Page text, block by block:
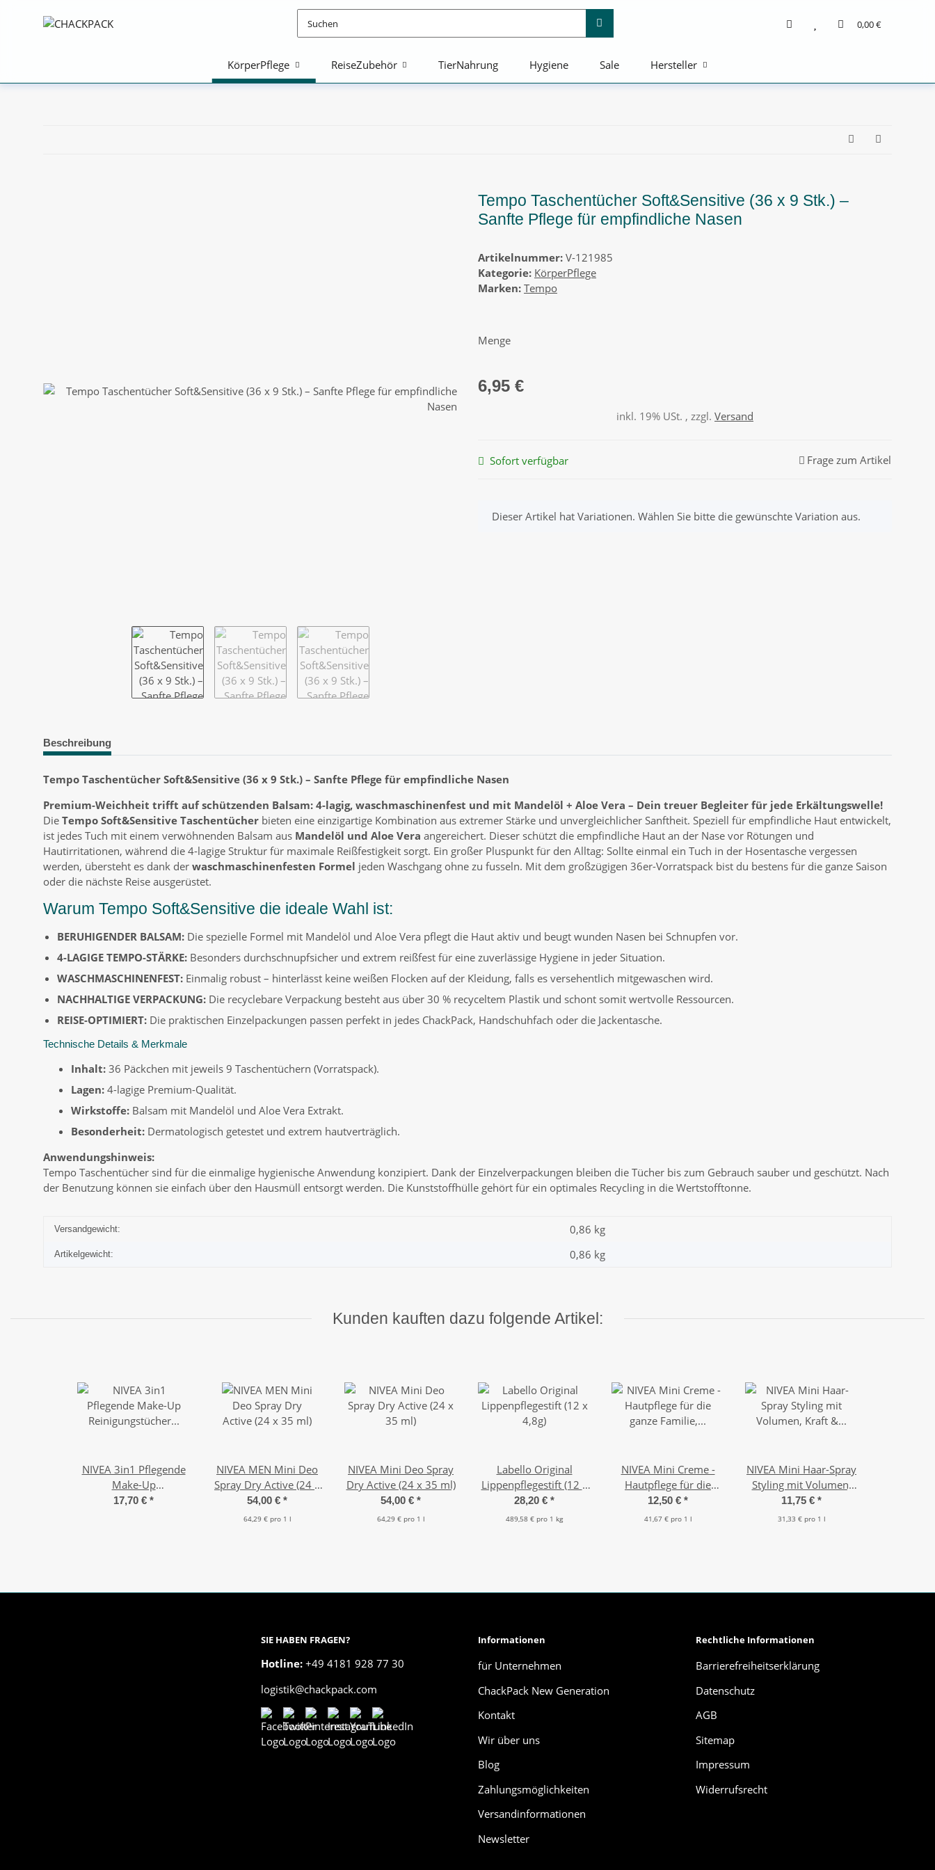
0,00 €
KörperPflege ReiseZubehör TierNahrung Hygiene Sale Hersteller
Tempo Taschentücher Soft&Sensitive (36 x 9 Stk.) –
Sanfte Pflege für empfindliche Nasen
Artikelnummer: V-121985
Kategorie: KörperPflege
Marken: Tempo
Menge
6,95 €
inkl. 19% USt. , zzgl. Versand
Sofort verfügbar Frage zum Artikel
x
Dieser Artikel hat Variationen. Wählen Sie bitte die gewünschte Variation aus.
Beschreibung
Tempo Taschentücher Soft&Sensitive (36 x 9 Stk.) – Sanfte Pflege für empfindliche Nasen
Premium-Weichheit trifft auf schützenden Balsam: 4-lagig, waschmaschinenfest und mit Mandelöl + Aloe Vera – Dein treuer Begleiter für jede Erkältungswelle!
Die Tempo Soft&Sensitive Taschentücher bieten eine einzigartige Kombination aus extremer Stärke und unvergleichlicher Sanftheit. Speziell für empfindliche Haut entwickelt,
ist jedes Tuch mit einem verwöhnenden Balsam aus Mandelöl und Aloe Vera angereichert. Dieser schützt die empfindliche Haut an der Nase vor Rötungen und
Hautirritationen, während die 4-lagige Struktur für maximale Reißfestigkeit sorgt. Ein großer Pluspunkt für den Alltag: Sollte einmal ein Tuch in der Hosentasche vergessen
werden, übersteht es dank der waschmaschinenfesten Formel jeden Waschgang ohne zu fusseln. Mit dem großzügigen 36er-Vorratspack bist du bestens für die ganze Saison
oder die nächste Reise ausgerüstet.
Warum Tempo Soft&Sensitive die ideale Wahl ist:
BERUHIGENDER BALSAM: Die spezielle Formel mit Mandelöl und Aloe Vera pflegt die Haut aktiv und beugt wunden Nasen bei Schnupfen vor.
4-LAGIGE TEMPO-STÄRKE: Besonders durchschnupfsicher und extrem reißfest für eine zuverlässige Hygiene in jeder Situation.
WASCHMASCHINENFEST: Einmalig robust – hinterlässt keine weißen Flocken auf der Kleidung, falls es versehentlich mitgewaschen wird.
NACHHALTIGE VERPACKUNG: Die recyclebare Verpackung besteht aus über 30 % recyceltem Plastik und schont somit wertvolle Ressourcen.
REISE-OPTIMIERT: Die praktischen Einzelpackungen passen perfekt in jedes ChackPack, Handschuhfach oder die Jackentasche.
Technische Details & Merkmale
Inhalt: 36 Päckchen mit jeweils 9 Taschentüchern (Vorratspack).
Lagen: 4-lagige Premium-Qualität.
Wirkstoffe: Balsam mit Mandelöl und Aloe Vera Extrakt.
Besonderheit: Dermatologisch getestet und extrem hautverträglich.
Anwendungshinweis:
Tempo Taschentücher sind für die einmalige hygienische Anwendung konzipiert. Dank der Einzelverpackungen bleiben die Tücher bis zum Gebrauch sauber und geschützt. Nach
der Benutzung können sie einfach über den Hausmüll entsorgt werden. Die Kunststoffhülle gehört für ein optimales Recycling in die Wertstofftonne.
Versandgewicht: 0,86 kg
Artikelgewicht: 0,86 kg
Kunden kauften dazu folgende Artikel:
NIVEA 3in1 Pflegende
Make-Up
Reinigungstücher
17,70 € *
NIVEA MEN Mini Deo
Spray Dry Active (24 x
35 ml)
54,00 € *
64,29 € pro 1 l
NIVEA Mini Deo Spray
Dry Active (24 x 35 ml)
54,00 € *
64,29 € pro 1 l
Labello Original
Lippenpflegestift (12 x
4,8g)
28,20 € *
489,58 € pro 1 kg
NIVEA Mini Creme -
Hautpflege für die
ganze Familie, milde u.
reichhaltige Pflege (10
12,50 € *
41,67 € pro 1 l
NIVEA Mini Haar-Spray
Styling mit Volumen,
Kraft & Pflege (5 x 75
ml)
11,75 € *
31,33 € pro 1 l
SIE HABEN FRAGEN?
Hotline:+49 4181 928 77 30
logistik@chackpack.com
Informationen
für Unternehmen
ChackPack New Generation
Kontakt
Wir über uns
Blog
Zahlungsmöglichkeiten
Versandinformationen
Newsletter
Rechtliche Informationen
Barrierefreiheitserklärung
Datenschutz
AGB
Sitemap
Impressum
Widerrufsrecht